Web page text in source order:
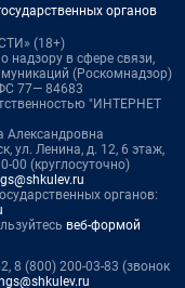
органов
(18+)
надзору в сфере связи,
(Роскомнадзор)
77— 84683
"ИНТЕРНЕТ
Александровна
ул. Ленина, д. 12, 6 этаж,
00 (круглосуточно)
органов:
веб-формой
8 (800) 200-03-83 (звонок